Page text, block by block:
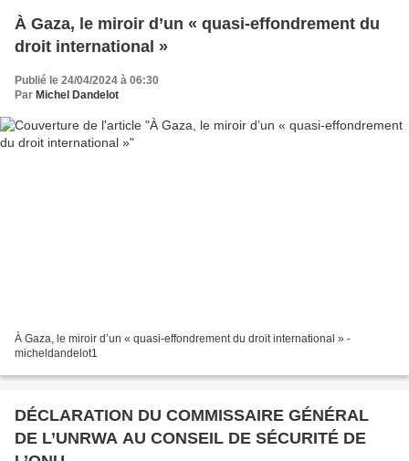
À Gaza, le miroir d’un « quasi-effondrement du
droit international »
Publié le 24/04/2024 à 06:30
Par Michel Dandelot
À Gaza, le miroir d’un « quasi-effondrement du droit international » -
micheldandelot1
DÉCLARATION DU COMMISSAIRE GÉNÉRAL
DE L’UNRWA AU CONSEIL DE SÉCURITÉ DE